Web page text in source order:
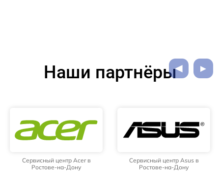
Наши партнёры
Сервисный центр Acer в
Ростове-на-Дону
Сервисный центр Asus в
Ростове-на-Дону